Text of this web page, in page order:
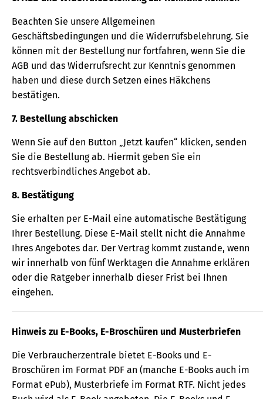
Beachten Sie unsere Allgemeinen
Geschäftsbedingungen und die Widerrufsbelehrung. Sie
können mit der Bestellung nur fortfahren, wenn Sie die
AGB und das Widerrufsrecht zur Kenntnis genommen
haben und diese durch Setzen eines Häkchens
bestätigen.
7. Bestellung abschicken
Wenn Sie auf den Button „Jetzt kaufen“ klicken, senden
Sie die Bestellung ab. Hiermit geben Sie ein
rechtsverbindliches Angebot ab.
8. Bestätigung
Sie erhalten per E-Mail eine automatische Bestätigung
Ihrer Bestellung. Diese E-Mail stellt nicht die Annahme
Ihres Angebotes dar. Der Vertrag kommt zustande, wenn
wir innerhalb von fünf Werktagen die Annahme erklären
oder die Ratgeber innerhalb dieser Frist bei Ihnen
eingehen.
Hinweis zu E-Books, E-Broschüren und Musterbriefen
Die Verbraucherzentrale bietet E-Books und E-
Broschüren im Format PDF an (manche E-Books auch im
Format ePub), Musterbriefe im Format RTF. Nicht jedes